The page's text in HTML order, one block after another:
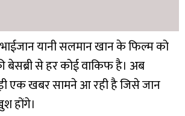
यानी सलमान खान के फिल्म को
से हर कोई वाकिफ है। अब
एक खबर सामने आ रही है जिसे जान
होंगे।